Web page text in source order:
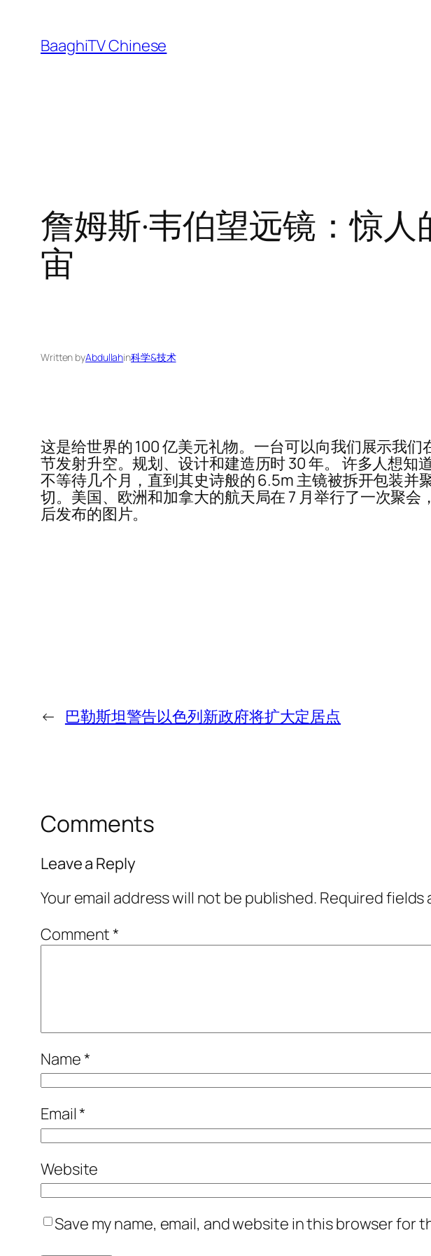
content
BaaghiTV Chinese
詹姆斯·韦伯望远镜：惊
宙
Written byAbdullahin科学&技术
这是给世界的 100 亿美元礼物。一台可以向我们展示我
节发射升空。规划、设计和建造历时 30 年。 许多人想
不等待几个月，直到其史诗般的 6.5m 主镜被拆开包装
切。美国、欧洲和加拿大的航天局在 7 月举行了一次聚
后发布的图片。
← 巴勒斯坦警告以色列新政府将扩大定居点
Comments
Leave a Reply
Your email address will not be published. Required fields
Comment*
Name*
Email*
Website
Save my name, email, and website in this browser for